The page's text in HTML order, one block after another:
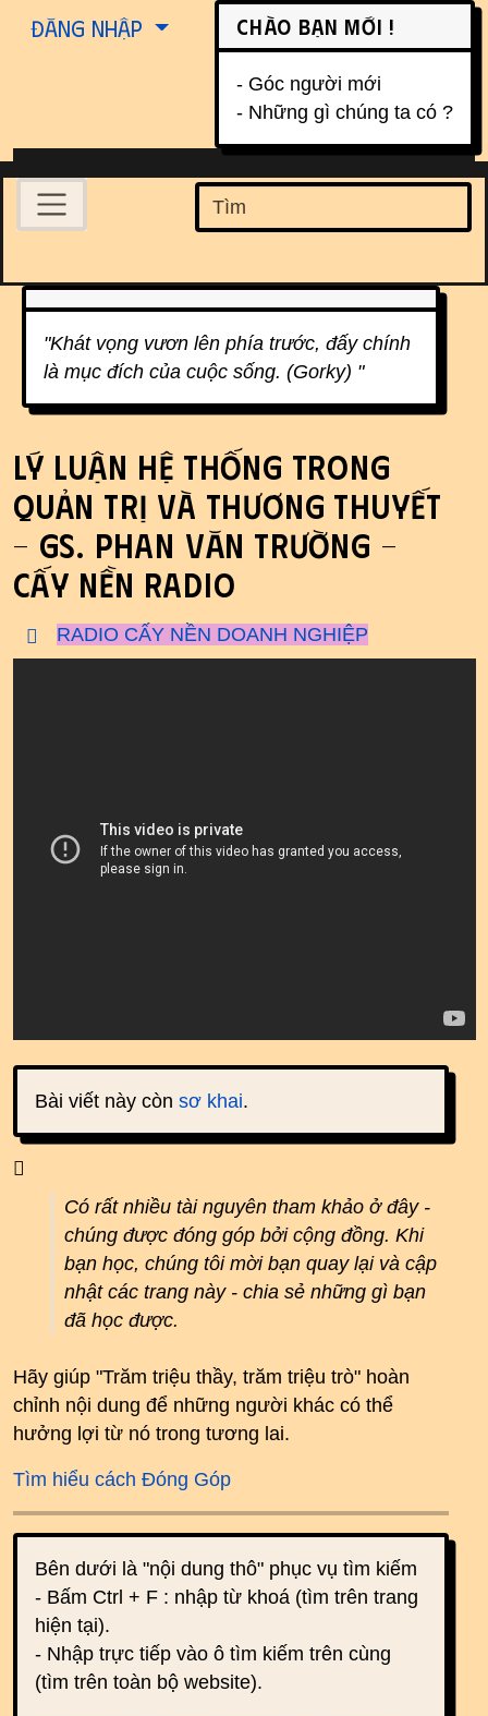
Site identity, navigation, etc.
Đăng nhập Chào bạn mới !
- Góc người mới
- Những gì chúng ta có ?
Navigation and related
Related content
"Khát vọng vươn lên phía trước, đấy chính
là mục đích của cuộc sống. (Gorky) "
Lý luận hệ thống trong
Quản Trị và Thương Thuyết
- GS. Phan Văn Trường -
Cấy Nền Radio
RADIO CẤY NỀN DOANH NGHIỆP
Bài viết này còn sơ khai.
Có rất nhiều tài nguyên tham khảo ở đây -
chúng được đóng góp bởi cộng đồng. Khi
bạn học, chúng tôi mời bạn quay lại và cập
nhật các trang này - chia sẻ những gì bạn
đã học được.
Hãy giúp "Trăm triệu thầy, trăm triệu trò" hoàn
chỉnh nội dung để những người khác có thể
hưởng lợi từ nó trong tương lai.
Tìm hiểu cách Đóng Góp
Bên dưới là "nội dung thô" phục vụ tìm kiếm
- Bấm Ctrl + F : nhập từ khoá (tìm trên trang
hiện tại).
- Nhập trực tiếp vào ô tìm kiếm trên cùng
(tìm trên toàn bộ website).